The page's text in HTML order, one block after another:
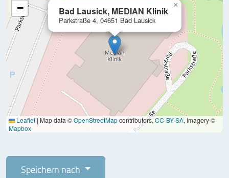
Bad Lausick, MEDIAN Klinik
Parkstraße 4, 04651 Bad Lausick
×
−
Leaflet | Map data ©OpenStreetMapcontributors,CC-BY-SA, Imagery ©
Mapbox
Speichern nach